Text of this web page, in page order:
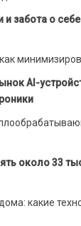
забота о
AI-
около 33
какие